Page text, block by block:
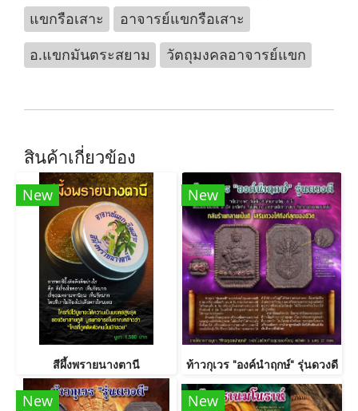
แขกรือเสาะ
อาจารย์แขกรือเสาะ
อ.แขกมันตระสยาม
วัตถุมงคลอาจารย์แขก
สินค้าเกี่ยวข้อง
New
สีผึ้งพรายนางตานี
New
ท้าวกุเวร "องค์นำฤกษ์" รุ่นดวงดี
New New